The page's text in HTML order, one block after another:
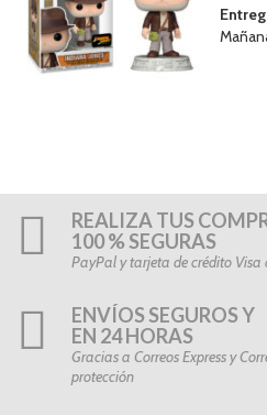
REALIZA TUS
100 % SEGURAS
PayPal y tarjeta de crédito Visa
ENVÍOS SEGUROS Y
EN 24 HORAS
Gracias a Correos Express y
protección